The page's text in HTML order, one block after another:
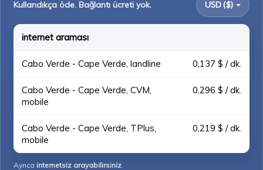
Kullandıkça öde. Bağlantı ücreti yok. USD ($)
internet araması
Cabo Verde - Cape Verde, landline 0,137 $ / dk.
Cabo Verde - Cape Verde, CVM,
mobile
0,296 $ / dk.
Cabo Verde - Cape Verde, TPlus,
mobile
0,219 $ / dk.
Ayrıca internetsiz arayabilirsiniz.